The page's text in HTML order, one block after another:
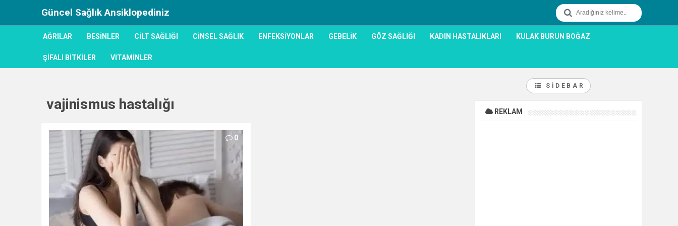
Güncel Sağlık Ansiklopediniz
AĞRILAR BESINLER CILT SAĞLIĞI CINSEL SAĞLIK ENFEKSIYONLAR GEBELIK GÖZ SAĞLIĞI KADIN HASTALIKLARI KULAK BURUN BOĞAZ
ŞIFALI BITKILER VITAMINLER
vajinismus hastalığı
0
SIDEBAR
REKLAM